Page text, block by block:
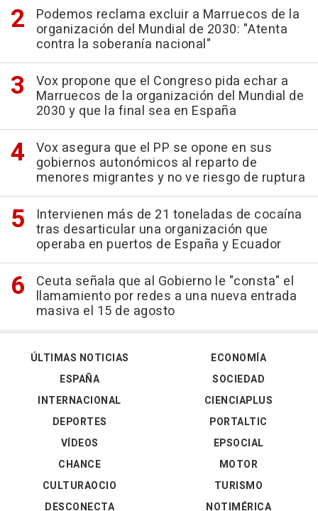
Podemos reclama excluir a Marruecos de la
organización del Mundial de 2030: "Atenta
contra la soberanía nacional"
Vox propone que el Congreso pida echar a
Marruecos de la organización del Mundial de
2030 y que la final sea en España
Vox asegura que el PP se opone en sus
gobiernos autonómicos al reparto de
menores migrantes y no ve riesgo de ruptura
Intervienen más de 21 toneladas de cocaína
tras desarticular una organización que
operaba en puertos de España y Ecuador
Ceuta señala que al Gobierno le "consta" el
llamamiento por redes a una nueva entrada
masiva el 15 de agosto
ÚLTIMAS NOTICIAS
ESPAÑA
INTERNACIONAL
DEPORTES
VÍDEOS
ECONOMÍA
SOCIEDAD
CIENCIAPLUS
PORTALTIC
EPSOCIAL
CHANCE
CULTURAOCIO
DESCONECTA
MOTOR
TURISMO
NOTIMÉRICA